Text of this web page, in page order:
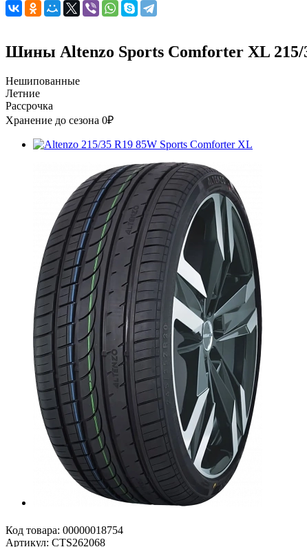
Шины Altenzo Sports Comforter XL 215/
Нешипованные
Летние
Рассрочка
Хранение до сезона 0₽
Код товара: 00000018754
Артикул: CTS262068